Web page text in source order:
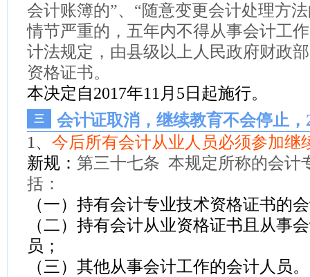
会计账簿的”、“随意变更会计处理方
情节严重的，五年内不得从事会计工
计法规定，由县级以上人民政府财政
资格证书。
本决定自2017年11月5日起施行。
三
会计证取消，继续教育不会停止，
1、 今后所有会计从业人员必须参加继
新规： 第三十七条 本规定所称的会计
括：
（一）持有会计专业技术资格证书的
（二）持有会计从业资格证书且从事
员；
（三）其他从事会计工作的会计人员。